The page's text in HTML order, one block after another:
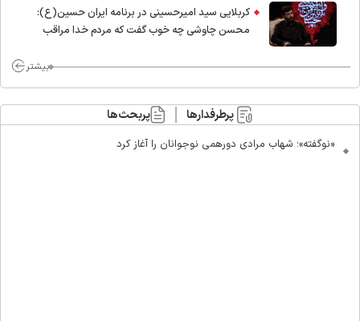
کربلایی سید امیر‌حسینی در برنامه ایران حسین(ع):
محسن چاوشی چه خوب گفت که مردم خدا مراقب
بیشتر
پرطرفدارها پربحث‌ها
«نوگفته»؛ شهاب مرادی دورهمی نوجوانان را آغاز کرد